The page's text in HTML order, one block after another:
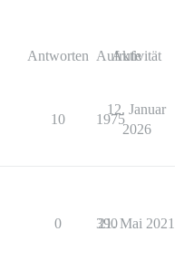
Antworten Aufrufe
Aktivität
10 1975
12. Januar
2026
0 390
21. Mai 2021